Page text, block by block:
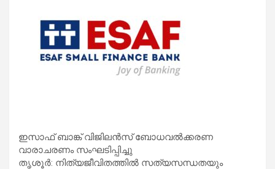
ഇസാഫ് ബാങ്ക് വിജിലൻസ് ബോധവൽക്കരണ
വാരാചരണം സംഘടിപ്പിച്ചു
തൃശൂർ: നിത്യജീവിതത്തിൽ സത്യസന്ധതയും